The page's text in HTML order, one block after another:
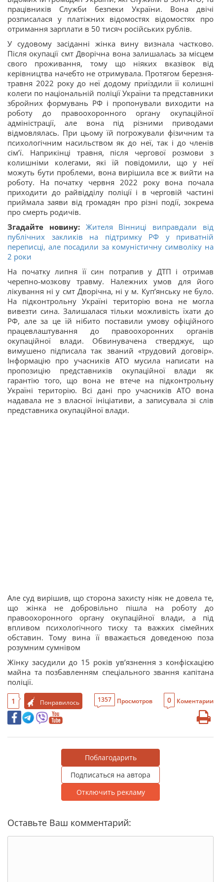
працівників Служби безпеки України. Вона двічі
розписалася у платіжних відомостях відомостях про
отримання зарплати в 50 тисяч російських рублів.
У судовому засіданні жінка вину визнала частково.
Після окупації смт Дворічна вона залишалась за місцем
свого проживання, тому що ніяких вказівок від
керівництва начебто не отримувала. Протягом березня-
травня 2022 року до неї додому приїздили її колишні
колеги по національній поліції України та представники
збройних формувань РФ і пропонували виходити на
роботу до правоохоронного органу окупаційної
адміністрації, але вона під різними приводами
відмовлялась. При цьому їй погрожували фізичним та
психологічним насильством як до неї, так і до членів
сімʼї. Наприкінці травня, після чергової розмови з
колишніми колегами, які їй повідомили, що у неї
можуть бути проблеми, вона вирішила все ж вийти на
роботу. На початку червня 2022 року вона почала
приходити до райвідділу поліції і в черговій частині
приймала заяви від громадян про різні події, зокрема
про смерть родичів.
Згадайте новину: Жителя Вінниці виправдали від
публічних закликів на підтримку РФ у приватній
переписці, але посадили за комуністичну символіку на
2 роки
На початку липня її син потрапив у ДТП і отримав
черепно-мозкову травму. Належних умов для його
лікування ні у смт Дворічна, ні у м. Купʼянську не було.
На підконтрольну Україні територію вона не могла
вивезти сина. Залишалася тільки можливість їхати до
РФ, але за це їй нібито поставили умову офіційного
працевлаштування до правоохоронних органів
окупаційної влади. Обвинувачена стверджує, що
вимушено підписала так званий «трудовий договір».
Інформацію про учасників АТО мусила написати на
пропозицію представників окупаційної влади як
гарантію того, що вона не втече на підконтрольну
Україні територію. Всі дані про учасників АТО вона
надавала не з власної ініціативи, а записувала зі слів
представника окупаційної влади.
Але суд вирішив, що сторона захисту ніяк не довела те,
що жінка не добровільно пішла на роботу до
правоохоронного органу окупаційної влади, а під
впливом психологічного тиску та важких сімейних
обставин. Тому вина її вважається доведеною поза
розумним сумнівом
Жінку засудили до 15 років увʼязнення з конфіскацією
майна та позбавленням спеціального звання капітана
поліції.
1 Понравилось 1357 Просмотров 0 Коментарии
Поблагодарить
Подписаться на автора
Отключить рекламу
Оставьте Ваш комментарий: